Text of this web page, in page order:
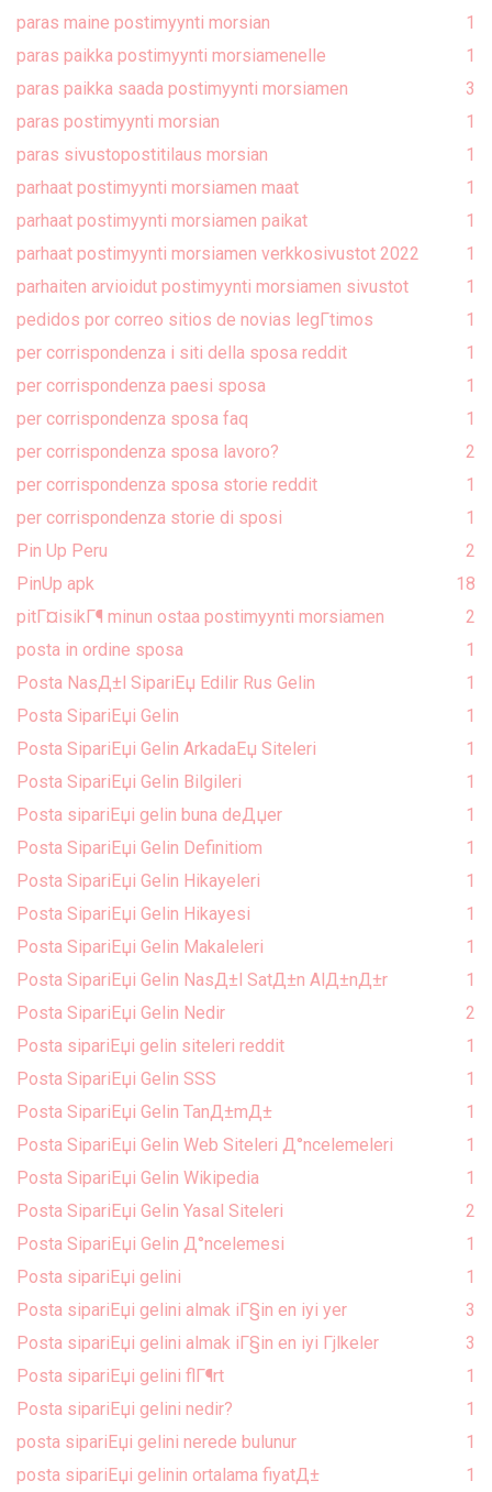
paras maine postimyynti morsian
1
paras paikka postimyynti morsiamenelle
1
paras paikka saada postimyynti morsiamen
3
paras postimyynti morsian
1
paras sivustopostitilaus morsian
1
parhaat postimyynti morsiamen maat
1
parhaat postimyynti morsiamen paikat
1
parhaat postimyynti morsiamen verkkosivustot 2022
1
parhaiten arvioidut postimyynti morsiamen sivustot
1
pedidos por correo sitios de novias legГ­timos
1
per corrispondenza i siti della sposa reddit
1
per corrispondenza paesi sposa
1
per corrispondenza sposa faq
1
per corrispondenza sposa lavoro?
2
per corrispondenza sposa storie reddit
1
per corrispondenza storie di sposi
1
Pin Up Peru
2
PinUp apk
18
pitГ¤isikГ¶ minun ostaa postimyynti morsiamen
2
posta in ordine sposa
1
Posta NasД±l SipariЕџ Edilir Rus Gelin
1
Posta SipariЕџi Gelin
1
Posta SipariЕџi Gelin ArkadaЕџ Siteleri
1
Posta SipariЕџi Gelin Bilgileri
1
Posta sipariЕџi gelin buna deДџer
1
Posta SipariЕџi Gelin Definitiom
1
Posta SipariЕџi Gelin Hikayeleri
1
Posta SipariЕџi Gelin Hikayesi
1
Posta SipariЕџi Gelin Makaleleri
1
Posta SipariЕџi Gelin NasД±l SatД±n AlД±nД±r
1
Posta SipariЕџi Gelin Nedir
2
Posta sipariЕџi gelin siteleri reddit
1
Posta SipariЕџi Gelin SSS
1
Posta SipariЕџi Gelin TanД±mД±
1
Posta SipariЕџi Gelin Web Siteleri Д°ncelemeleri
1
Posta SipariЕџi Gelin Wikipedia
1
Posta SipariЕџi Gelin Yasal Siteleri
2
Posta SipariЕџi Gelin Д°ncelemesi
1
Posta sipariЕџi gelini
1
Posta sipariЕџi gelini almak iГ§in en iyi yer
3
Posta sipariЕџi gelini almak iГ§in en iyi Гјlkeler
3
Posta sipariЕџi gelini flГ¶rt
1
Posta sipariЕџi gelini nedir?
1
posta sipariЕџi gelini nerede bulunur
1
posta sipariЕџi gelinin ortalama fiyatД±
1